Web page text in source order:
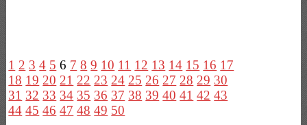
1 2 3 4 5 6 7 8 9 10 11 12 13 14 15 16 17
18 19 20 21 22 23 24 25 26 27 28 29 30
31 32 33 34 35 36 37 38 39 40 41 42 43
44 45 46 47 48 49 50